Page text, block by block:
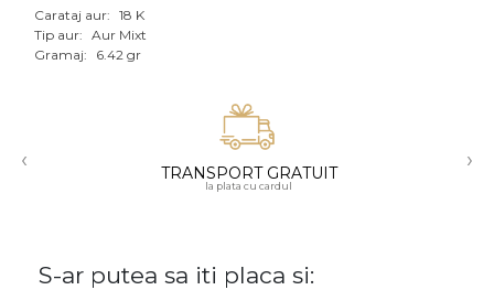
Aur mixt
18K
Carataj aur: 18 K
Tip aur: Aur Mixt
Gramaj:
6.42 gr
‹ TRANSPORT GRATUIT
la plata cu cardul
›
S-ar putea sa iti placa si: